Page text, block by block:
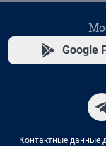
Google
Контактные данные